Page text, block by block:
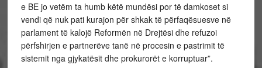
e BE jo vetëm ta humb këtë mundësi por të damkoset si
vendi që nuk pati kurajon për shkak të përfaqësuesve në
parlament të kalojë Reformën në Drejtësi dhe refuzoi
përfshirjen e partnerëve tanë në procesin e pastrimit të
sistemit nga gjykatësit dhe prokurorët e korruptuar”.